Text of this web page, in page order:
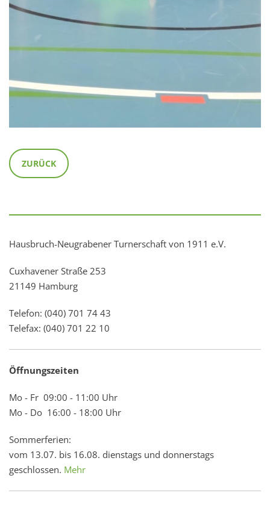
ZURÜCK
Hausbruch-Neugrabener Turnerschaft von 1911 e.V.
Cuxhavener Straße 253
21149 Hamburg
Telefon: (040) 701 74 43
Telefax: (040) 701 22 10
Öffnungszeiten
Mo - Fr 09:00 - 11:00 Uhr
Mo - Do 16:00 - 18:00 Uhr
Sommerferien:
vom 13.07. bis 16.08. dienstags und donnerstags
geschlossen. Mehr